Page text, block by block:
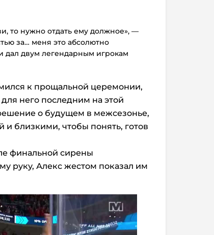
то нужно отдать ему должное», —
за… меня это абсолютно
дал двум легендарным игрокам
к прощальной церемонии,
для него последним на этой
о будущем в межсезонье,
и близкими, чтобы понять, готов
финальной сирены
руку, Алекс жестом показал им